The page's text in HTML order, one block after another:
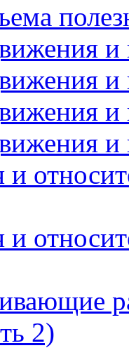
и
и
и
и
2)